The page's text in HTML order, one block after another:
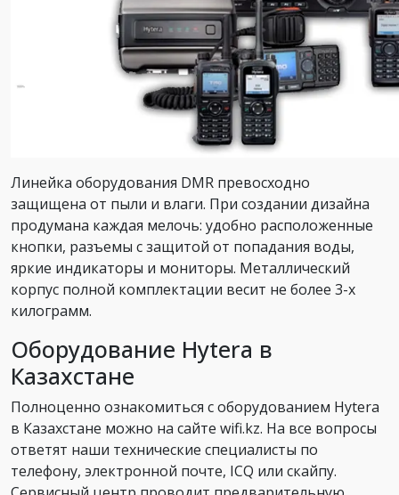
Линейка оборудования DMR превосходно
защищена от пыли и влаги. При создании дизайна
продумана каждая мелочь: удобно расположенные
кнопки, разъемы с защитой от попадания воды,
яркие индикаторы и мониторы. Металлический
корпус полной комплектации весит не более 3-х
килограмм.
Оборудование Hytera в
Казахстане
Полноценно ознакомиться с оборудованием Hytera
в Казахстане можно на сайте wifi.kz. На все вопросы
ответят наши технические специалисты по
телефону, электронной почте, ICQ или скайпу.